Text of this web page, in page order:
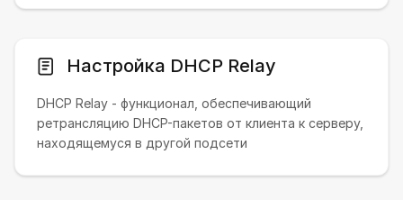
Настройка DHCP Relay
DHCP Relay - функционал, обеспечивающий
ретрансляцию DHCP-пакетов от клиента к серверу,
находящемуся в другой подсети